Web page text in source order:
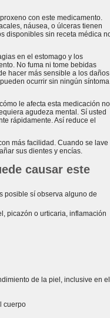
con este medicamento.
náusea, o úlceras tienen
disponibles sin receta médica
en el estomago y los
No fuma ni tome bebidas
hacer más sensible a los daños
ocurrir sin ningún síntoma
le afecta esta medicación no
agudeza mental. Sí usted
rápidamente. Así reduce el
más facilidad. Cuando se lave
sus dientes y encías.
causar este
posible sí observa alguno de
picazón o urticaria, inflamación
de la piel, inclusive en el
cuerpo